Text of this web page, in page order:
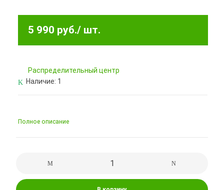
5 990 руб./ шт.
Pаспределительный центр
Наличие: 1
Полное описание